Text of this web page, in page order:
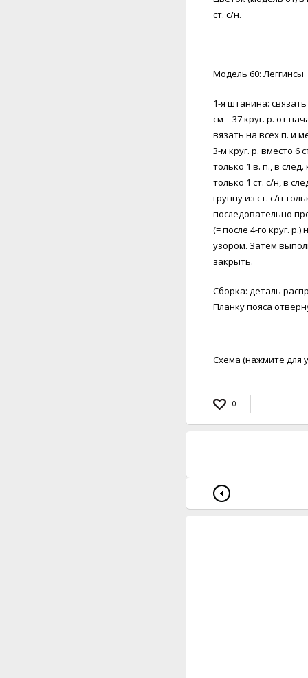
ст. с/н.
Модель 60: Леггинсы
1-я штанина:
см = 37 круг. р. от
вязать на всех п. и
3-м круг. р. вместо 6
только 1 в. п., в след.
только 1 ст. с/н, в
группу из ст. с/н
последовательно
(= после 4-го круг.
узором. Затем
закрыть.
Сборка: деталь
Планку пояса
Схема (нажмите для
0